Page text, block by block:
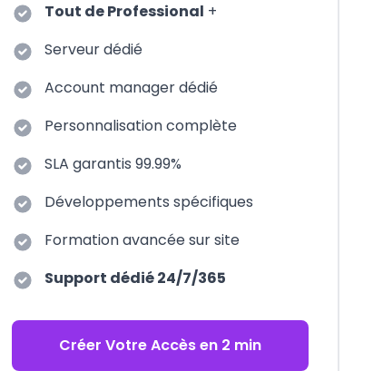
Tout de Professional +
Serveur dédié
Account manager dédié
Personnalisation complète
SLA garantis 99.99%
Développements spécifiques
Formation avancée sur site
Support dédié 24/7/365
Créer Votre Accès en 2 min